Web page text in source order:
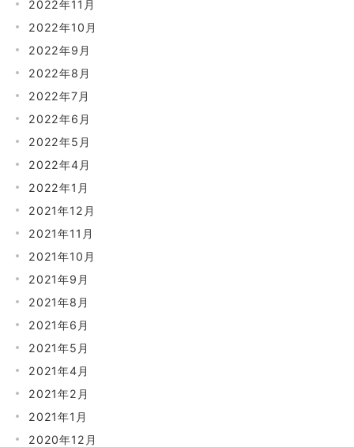
2022年11月
2022年10月
2022年9月
2022年8月
2022年7月
2022年6月
2022年5月
2022年4月
2022年1月
2021年12月
2021年11月
2021年10月
2021年9月
2021年8月
2021年6月
2021年5月
2021年4月
2021年2月
2021年1月
2020年12月